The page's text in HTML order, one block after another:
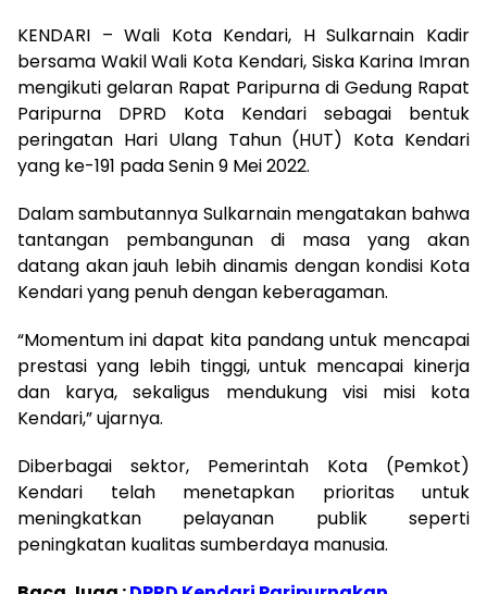
KENDARI – Wali Kota Kendari, H Sulkarnain Kadir
bersama Wakil Wali Kota Kendari, Siska Karina Imran
mengikuti gelaran Rapat Paripurna di Gedung Rapat
Paripurna DPRD Kota Kendari sebagai bentuk
peringatan Hari Ulang Tahun (HUT) Kota Kendari
yang ke-191 pada Senin 9 Mei 2022.
Dalam sambutannya Sulkarnain mengatakan bahwa
tantangan pembangunan di masa yang akan
datang akan jauh lebih dinamis dengan kondisi Kota
Kendari yang penuh dengan keberagaman.
“Momentum ini dapat kita pandang untuk mencapai
prestasi yang lebih tinggi, untuk mencapai kinerja
dan karya, sekaligus mendukung visi misi kota
Kendari,” ujarnya.
Diberbagai sektor, Pemerintah Kota (Pemkot)
Kendari telah menetapkan prioritas untuk
meningkatkan pelayanan publik seperti
peningkatan kualitas sumberdaya manusia.